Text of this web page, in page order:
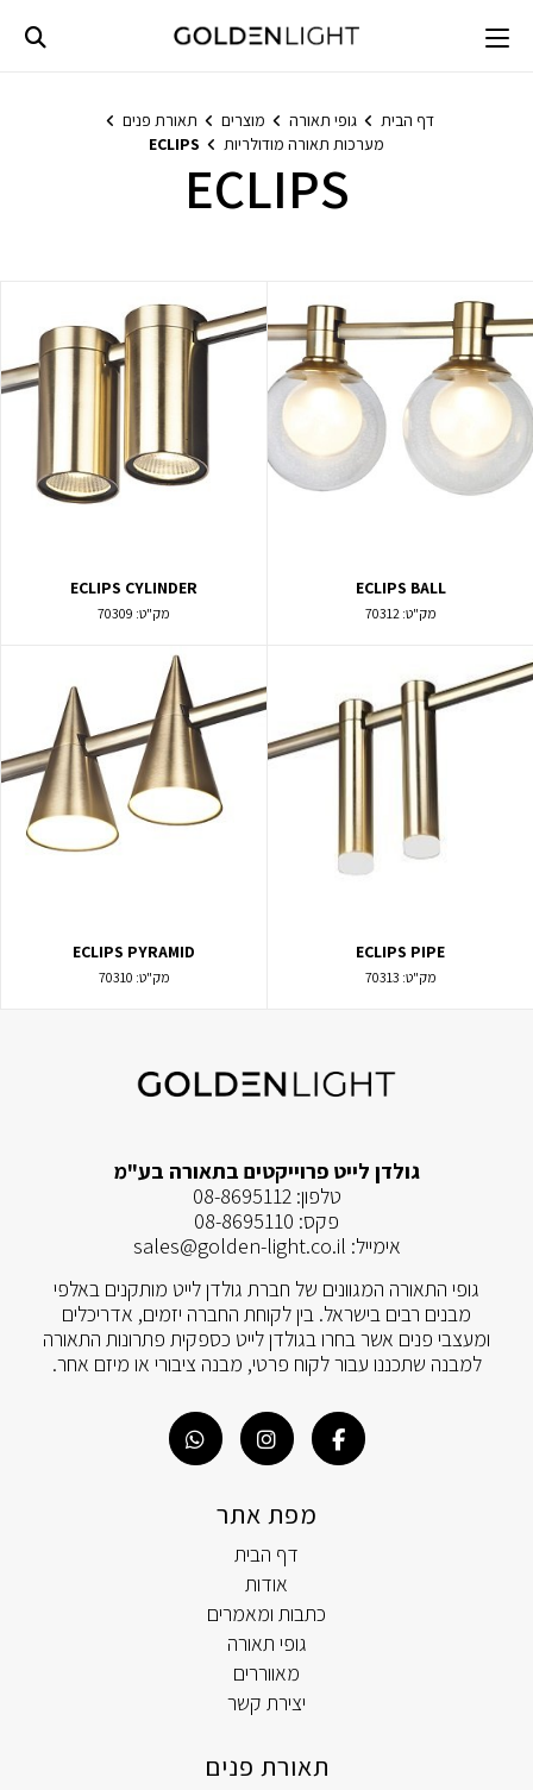
content
דף הבית גופי תאורה מוצרים
תאורת פנים
מערכות תאורה מודולריות
ECLIPS
ECLIPS
ECLIPS BALL
מק"ט:70312
ECLIPS CYLINDER
מק"ט: 70309
ECLIPS PIPE
מק"ט: 70313
ECLIPS PYRAMID
מק"ט: 70310
גולדן לייט פרוייקטים בתאורה בע"מ
טלפון:08-8695112
פקס: 08-8695110
אימייל: sales@golden-light.co.il
גופי התאורה המגוונים של חברת גולדן לייט מותקנים באלפי
מבנים רבים בישראל. בין לקוחת החברה יזמים, אדריכלים
ומעצבי פנים אשר בחרו בגולדן לייט כספקית פתרונות התאורה
למבנה שתכננו עבור לקוח פרטי, מבנה ציבורי או מיזם אחר.
מפת אתר
דף הבית
אודות
כתבות ומאמרים
גופי תאורה
מאווררים
יצירת קשר
תאורת פנים